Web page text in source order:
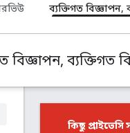
ব্যক্তিগত বিজ্ঞাপন,
বিজ্ঞাপন, ব্যক্তিগত
কিছু প্রাইভেসি